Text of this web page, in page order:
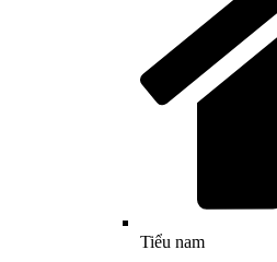
Tiểu nam